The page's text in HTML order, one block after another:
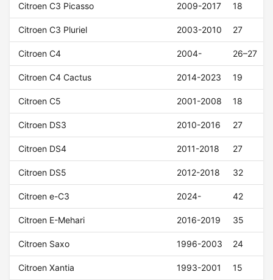
Citroen C3 Picasso 2009-2017 18
Citroen C3 Pluriel 2003-2010 27
Citroen C4 2004- 26–27
Citroen C4 Cactus 2014-2023 19
Citroen C5 2001-2008 18
Citroen DS3 2010-2016 27
Citroen DS4 2011-2018 27
Citroen DS5 2012-2018 32
Citroen e-C3 2024- 42
Citroen E-Mehari 2016-2019 35
Citroen Saxo 1996-2003 24
Citroen Xantia 1993-2001 15